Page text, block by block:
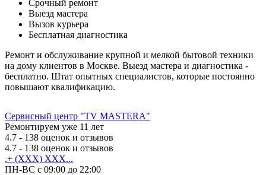
Срочный ремонт
Выезд мастера
Вызов курьера
Бесплатная диагностика
Ремонт и обслуживание крупной и мелкой бытовой техники
на дому клиентов в Москве. Выезд мастера и диагностика -
бесплатно. Штат опытных специалистов, которые постоянно
повышают квалификацию.
Сервисный центр "TV MASTERA"
Ремонтируем уже 11 лет
4.7 - 138 оценок и отзывов
4.7 - 138 оценок и отзывов
.+ (XXX) XXX...
ПН-ВС с 09:00 до 22:00